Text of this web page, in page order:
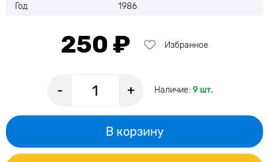
Год
1986
250 ₽ Избранное
- + Наличие: 9 шт.
В корзину